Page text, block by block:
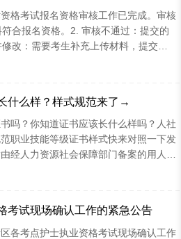
。您应当在仔细阅读、充分理解本《隐
后选择是...
格考试报名资格审核工作已完成。审核
合报名资格。2. 审核不通过：提交的
改：需要考生补充上传材料，提交后
格复核，逾期不予受理。考点联系方式
什么样？样式规范来了→
吗？你知道证书应该长什么样吗？人社
职业技能等级证书样式快来对照一下发
经人力资源社会保障部门备案的用人单
称评价机构）在备案职业（工种）范围
机构名称、发证日期、姓名、证件类
/职业方向、职业技能等级、证书编
考试现场确认工作的紧急公告
各考点护士执业资格考试现场确认工作